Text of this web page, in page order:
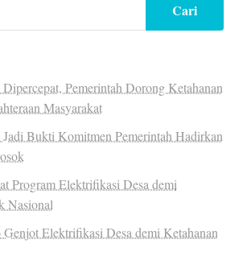
Cari
Pemerintah Dorong Ketahanan
Masyarakat
Bukti Komitmen Pemerintah Hadirkan
Program Elektrifikasi Desa demi
Nasional
Genjot Elektrifikasi Desa demi Ketahanan